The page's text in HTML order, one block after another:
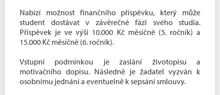
Nabízí možnost finančního příspěvku, který může
student dostávat v závěrečné fázi svého studia.
Příspěvek je ve výši 10.000 Kč měsíčně (5. ročník) a
15.000 Kč měsíčně (6. ročník).
Vstupní podmínkou je zaslání životopisu a
motivačního dopisu. Následně je žadatel vyzván k
osobnímu jednání a eventuelně k sepsání smlouvy.